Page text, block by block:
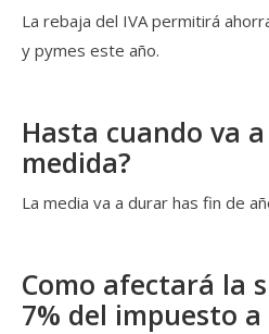
La rebaja del IVA permitirá
y pymes este año.
Hasta cuando va
medida?
La media va a durar has fin de
Como afectará la
7% del impuesto